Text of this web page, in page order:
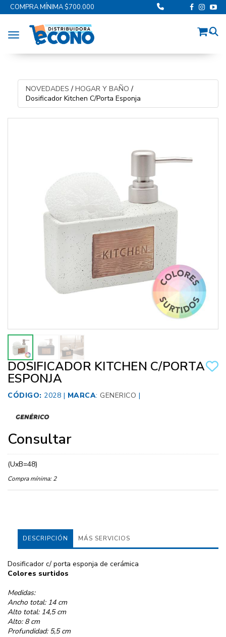
COMPRA MÍNIMA $700.000
Toggle navigation
NOVEDADES / HOGAR Y BAÑO /
Dosificador Kitchen C/Porta Esponja
DOSIFICADOR KITCHEN C/PORTA
ESPONJA
CÓDIGO: 2028 | MARCA: GENERICO |
Consultar
(UxB=48)
Compra mínima: 2
DESCRIPCIÓN MÁS SERVICIOS
Dosificador c/ porta esponja de cerámica
Colores surtidos
Medidas:
Ancho total: 14 cm
Alto total: 14,5 cm
Alto: 8 cm
Profundidad: 5,5 cm